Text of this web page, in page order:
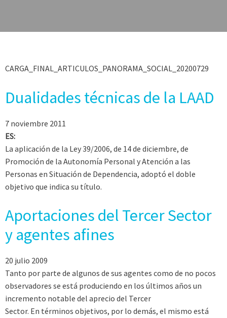
CARGA_FINAL_ARTICULOS_PANORAMA_SOCIAL_20200729
Dualidades técnicas de la LAAD
7 noviembre 2011
ES:
La aplicación de la Ley 39/2006, de 14 de diciembre, de
Promoción de la Autonomía Personal y Atención a las
Personas en Situación de Dependencia, adoptó el doble
objetivo que indica su título.
Aportaciones del Tercer Sector
y agentes afines
20 julio 2009
Tanto por parte de algunos de sus agentes como de no pocos
observadores se está produciendo en los últimos años un
incremento notable del aprecio del Tercer
Sector. En términos objetivos, por lo demás, el mismo está